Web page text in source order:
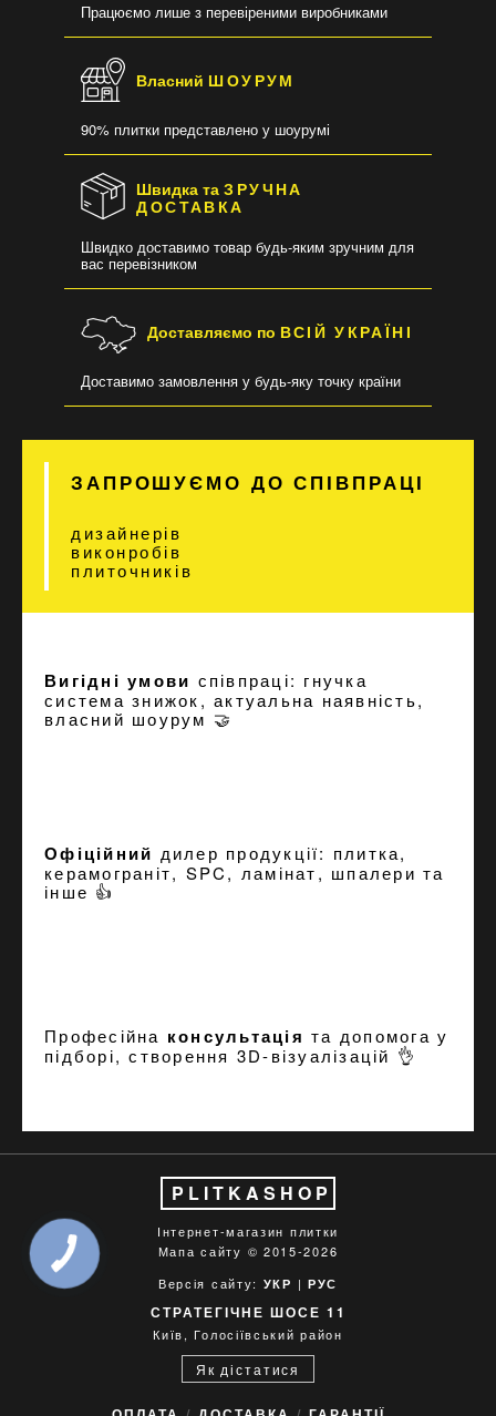
Працюємо лише з перевіреними виробниками
Власний ШОУРУМ
90% плитки представлено у шоурумі
Швидка таЗРУЧНА
ДОСТАВКА
Швидко доставимо товар будь-яким зручним для
вас перевізником
Доставляємо по ВСІЙ УКРАЇНІ
Доставимо замовлення у будь-яку точку країни
ЗАПРОШУЄМО ДО СПІВПРАЦІ
дизайнерів
виконробів
плиточників
Вигідні умови співпраці: гнучка
система знижок, актуальна наявність,
власний шоурум 🤝
Офіційний дилер продукції: плитка,
керамограніт, SPC, ламінат, шпалери та
інше 👍
Професійна консультація та допомога у
підборі, створення 3D-візуалізацій 👌
PLITKASHOP
Інтернет-магазин плитки
Мапа сайту © 2015-2026
Версія сайту: УКР | РУС
СТРАТЕГІЧНЕ ШОСЕ 11
Київ, Голосіївський район
Як дістатися